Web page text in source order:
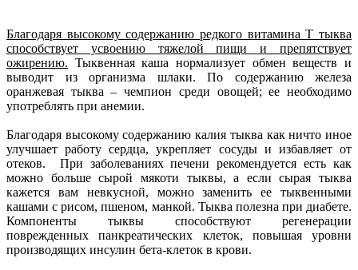
Благодаря высокому содержанию редкого витамина Т тыква
способствует усвоению тяжелой пищи и препятствует
ожирению. Тыквенная каша нормализует обмен веществ и
выводит из организма шлаки. По содержанию железа
оранжевая тыква – чемпион среди овощей; ее необходимо
употреблять при анемии.
Благодаря высокому содержанию калия тыква как ничто иное
улучшает работу сердца, укрепляет сосуды и избавляет от
отеков. При заболеваниях печени рекомендуется есть как
можно больше сырой мякоти тыквы, а если сырая тыква
кажется вам невкусной, можно заменить ее тыквенными
кашами с рисом, пшеном, манкой. Тыква полезна при диабете.
Компоненты тыквы способствуют регенерации
поврежденных панкреатических клеток, повышая уровни
производящих инсулин бета-клеток в крови.